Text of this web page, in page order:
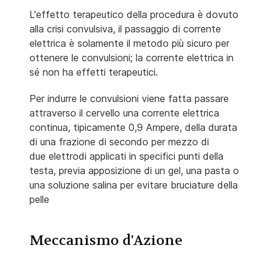
L'effetto terapeutico della procedura è dovuto
alla crisi convulsiva, il passaggio di corrente
elettrica è solamente il metodo più sicuro per
ottenere le convulsioni; la corrente elettrica in
sé non ha effetti terapeutici.
Per indurre le convulsioni viene fatta passare
attraverso il cervello una corrente elettrica
continua, tipicamente 0,9 Ampere, della durata
di una frazione di secondo per mezzo di
due elettrodi applicati in specifici punti della
testa, previa apposizione di un gel, una pasta o
una soluzione salina per evitare bruciature della
pelle
Meccanismo d'Azione